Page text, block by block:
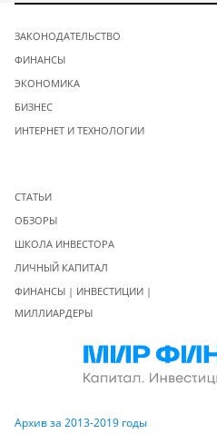
ЗАКОНОДАТЕЛЬСТВО
ФИНАНСЫ
ЭКОНОМИКА
БИЗНЕС
ИНТЕРНЕТ И ТЕХНОЛОГИИ
СТАТЬИ
ОБЗОРЫ
ШКОЛА ИНВЕСТОРА
ЛИЧНЫЙ КАПИТАЛ
ФИНАНСЫ | ИНВЕСТИЦИИ |
МИЛЛИАРДЕРЫ
Архив за 2013-2019 годы